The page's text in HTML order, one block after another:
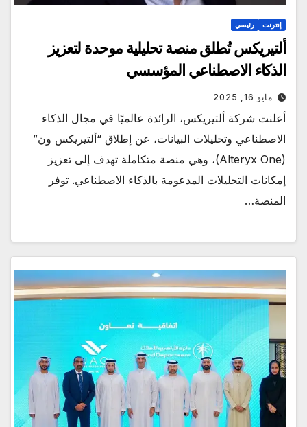
إنترنت رئيسي
ألتيريكس تُطلق منصة تحليلية موحدة لتعزيز
الذكاء الاصطناعي المؤسسي
مايو 16, 2025
أعلنت شركة ألتيريكس، الرائدة عالميًا في مجال الذكاء
الاصطناعي وتحليلات البيانات، عن إطلاق “ألتيريكس ون”
(Alteryx One)، وهي منصة متكاملة تهدف إلى تعزيز
إمكانات التحليلات المدعومة بالذكاء الاصطناعي. توفر
المنصة…